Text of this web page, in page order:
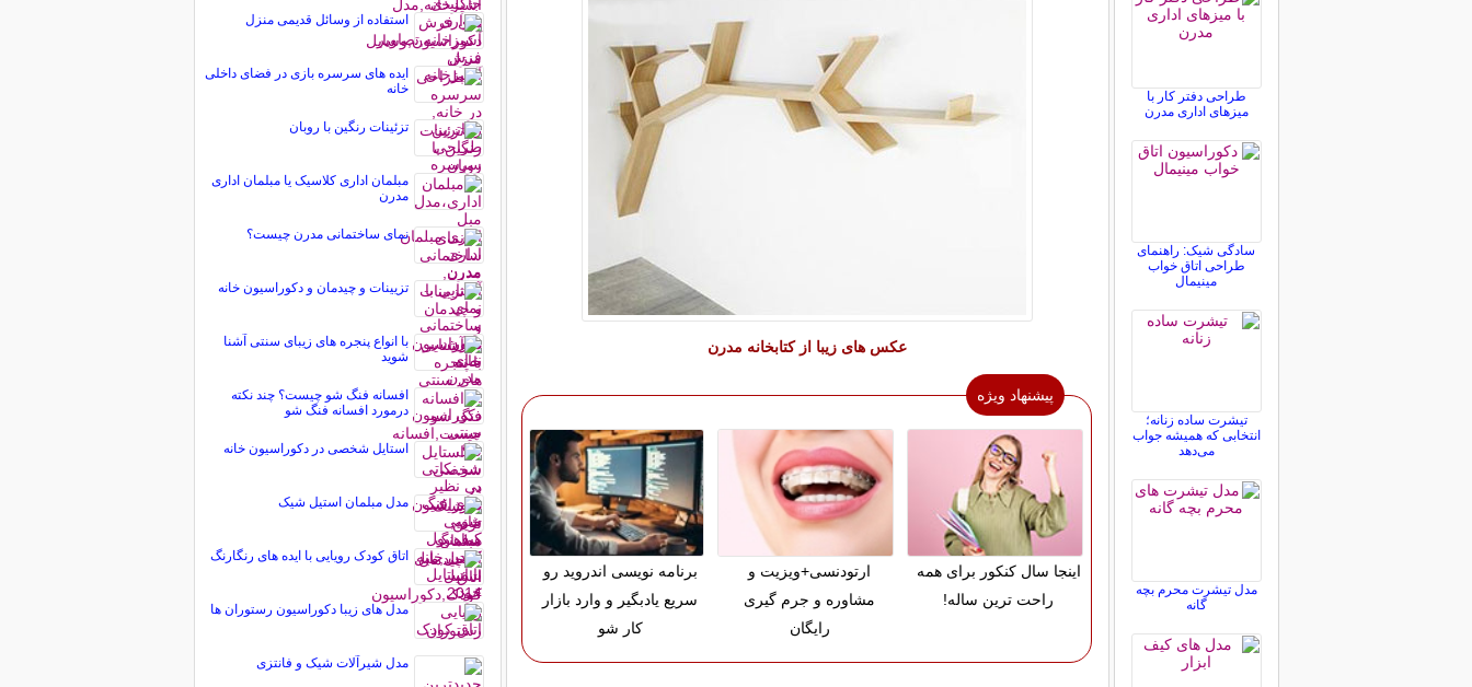
عکس های زیبا از کتابخانه مدرن
پیشنهاد ویژه
اینجا سال کنکور برای همه
راحت ترین ساله!
ارتودنسی+ویزیت و
مشاوره و جرم گیری
رایگان
برنامه نویسی اندروید رو
سریع یادبگیر و وارد بازار
کار شو
طراحی دفتر کار با
میزهای اداری مدرن
سادگی شیک: راهنمای
طراحی اتاق خواب
مینیمال
تیشرت ساده زنانه؛
انتخابی که همیشه جواب
می‌دهد
مدل تیشرت محرم بچه
گانه
استفاده از وسائل قدیمی منزل
ایده های سرسره بازی در فضای داخلی
خانه
تزئینات رنگین با روبان
مبلمان اداری کلاسیک یا مبلمان اداری
مدرن
نمای ساختمانی مدرن چیست؟
تزیینات و چیدمان و دکوراسیون خانه
با انواع پنجره های زیبای سنتی آشنا
شوید
افسانه فنگ شو چیست؟ چند نکته
درمورد افسانه فنگ شو
استایل شخصی در دکوراسیون خانه
مدل مبلمان استیل شیک
اتاق کودک رویایی با ایده های رنگارنگ
مدل های زیبا دکوراسیون رستوران ها
مدل شیرآلات شیک و فانتزی